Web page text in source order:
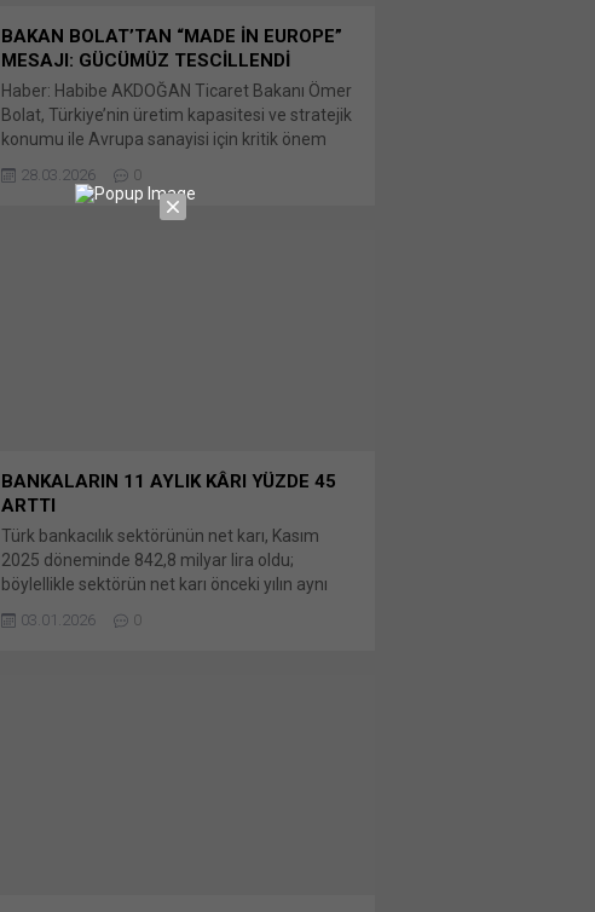
BAKAN BOLAT’TAN “MADE İN EUROPE”
MESAJI: GÜCÜMÜZ TESCİLLENDİ
Haber: Habibe AKDOĞAN Ticaret Bakanı Ömer
Bolat, Türkiye’nin üretim kapasitesi ve stratejik
konumu ile Avrupa sanayisi için kritik önem
taşıdığına dikkat çekerek, Türkiye’nin Avrupa
Birliği’nin Bunu paylaş: X'te paylaşmak için
tıklayın (Yeni pencerede açılır) X Linkedln
28.03.2026 0
BANKALARIN 11 AYLIK KÂRI YÜZDE 45
ARTTI
Türk bankacılık sektörünün net karı, Kasım
2025 döneminde 842,8 milyar lira oldu;
böylellikle sektörün net karı önceki yılın aynı
paylaş: X'te paylaşmak için tıklayın (Yeni
03.01.2026 0